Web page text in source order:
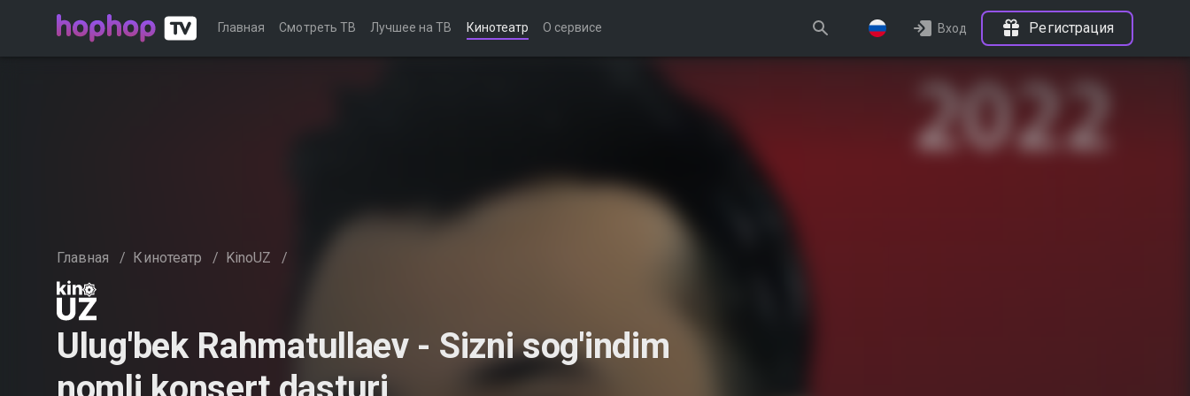
Главная Смотреть ТВ Лучшее на ТВ Кинотеатр О сервисе Вход Регистрация
Главная / Кинотеатр / KinoUZ /
Ulug'bek Rahmatullaev - Sizni sog'indim